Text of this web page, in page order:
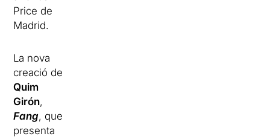
Price de
Madrid.
La nova
creació de
Quim
Girón,
Fang, que
presenta